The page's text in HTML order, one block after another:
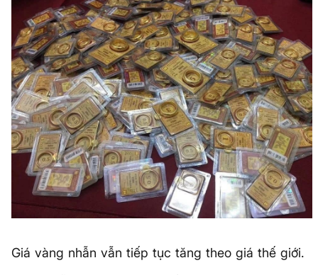
​Giá vàng nhẫn vẫn tiếp tục tăng theo giá thế giới.